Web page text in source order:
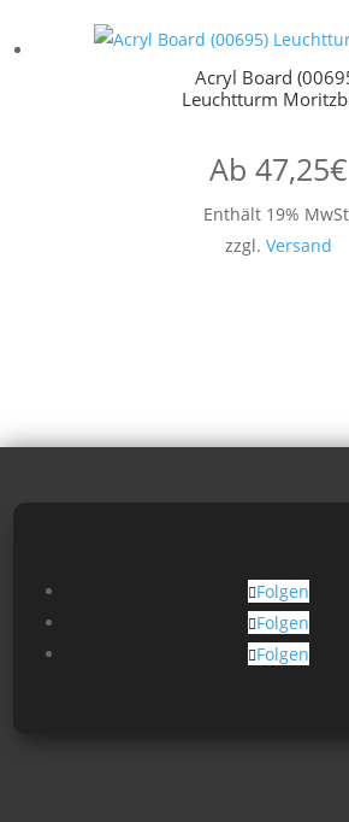
Acryl Board
Leuchtturm
Ab 47,25€
Enthält 19%
zzgl. Versand
Folgen
Folgen
Folgen